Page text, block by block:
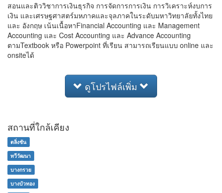
สอนและติววิชาการเงินธุรกิจ การจัดการการเงิน การวิเคราะห์งบการ
เงิน และเศรษฐศาสตร์มหภาคและจุลภาคในระดับมหาวิทยาลัยทั้งไทย
และ อังกฤษ เน้นเนื้อหาFinancial Accounting และ Management
Accounting และ Cost Accounting และ Advance Accounting
ตามTextbook หรือ Powerpoint ที่เรียน สามารถเรียนแบบ online และ
onsiteได้
ดูโปรไฟล์เพิ่ม
สถานที่ใกล้เคียง
ตลิ่งชัน
ทวีวัฒนา
บางกรวย
บางบัวทอง